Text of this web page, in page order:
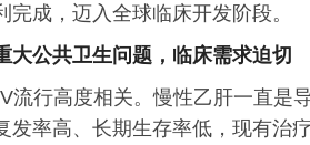
成，迈入全球临床开发阶段。
大公共卫生问题，临床需求迫切
流行高度相关。慢性乙肝一直是
发率高、长期生存率低，现有治